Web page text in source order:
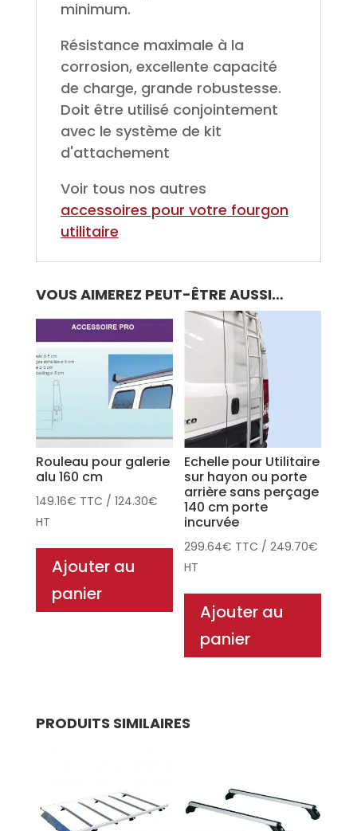
minimum.
Résistance maximale à la
corrosion, excellente capacité
de charge, grande robustesse.
Doit être utilisé conjointement
avec le système de kit
d'attachement
Voir tous nos autres
accessoires pour votre fourgon
utilitaire
VOUS AIMEREZ PEUT-ÊTRE AUSSI…
Rouleau pour galerie
alu 160 cm
149.16€ TTC / 124.30€
HT
Ajouter au
panier
Echelle pour Utilitaire
sur hayon ou porte
arrière sans perçage
140 cm porte
incurvée
299.64€ TTC /249.70€
HT
Ajouter au
panier
PRODUITS SIMILAIRES